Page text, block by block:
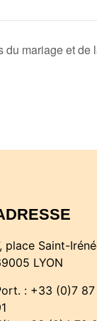
du mariage et de
place Saint-
LYON
: +33 (0)7